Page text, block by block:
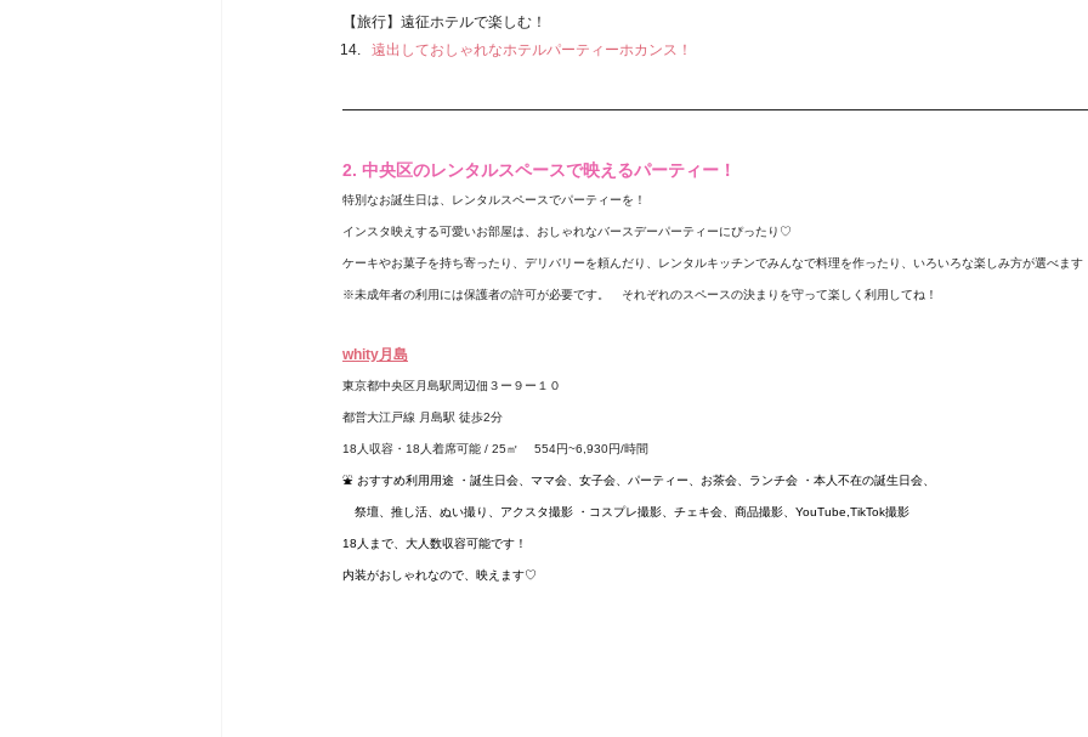
【旅行】遠征ホテルで楽しむ！
遠出しておしゃれなホテルパーティーホカンス！
2. 中央区のレンタルスペースで映えるパーティー！
特別なお誕生日は、レンタルスペースでパーティーを！
インスタ映えする可愛いお部屋は、おしゃれなバースデーパーティーにぴったり♡
ケーキやお菓子を持ち寄ったり、デリバリーを頼んだり、レンタルキッチンでみんなで料理を作ったり、いろいろな楽しみ方が選べます
※未成年者の利用には保護者の許可が必要です。　それぞれのスペースの決まりを守って楽しく利用してね！
whity月島
東京都中央区月島駅周辺佃３ー９ー１０
都営大江戸線 月島駅 徒歩2分
18人収容・18人着席可能 / 25㎡ 554円~6,930円/時間
⛲️ おすすめ利用用途 ・誕生日会、ママ会、女子会、パーティー、お茶会、ランチ会 ・本人不在の誕生日会、
祭壇、推し活、ぬい撮り、アクスタ撮影 ・コスプレ撮影、チェキ会、商品撮影、YouTube,TikTok撮影
18人まで、大人数収容可能です！
内装がおしゃれなので、映えます♡